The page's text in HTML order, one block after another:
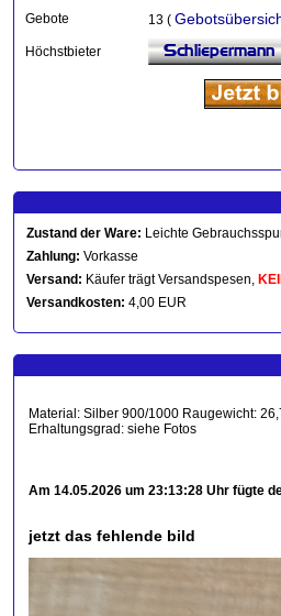
Gebote
13 (
Höchstbieter
Zustand der Ware: Leichte
Zahlung: Vorkasse
Versand: Käufer trägt Versandspesen,
Versandkosten: 4,00 EUR
Material: Silber 900/1000 Raugewicht:
Erhaltungsgrad: siehe Fotos
Am 14.05.2026 um 23:13:28 Uhr fügte
jetzt das fehlende bild